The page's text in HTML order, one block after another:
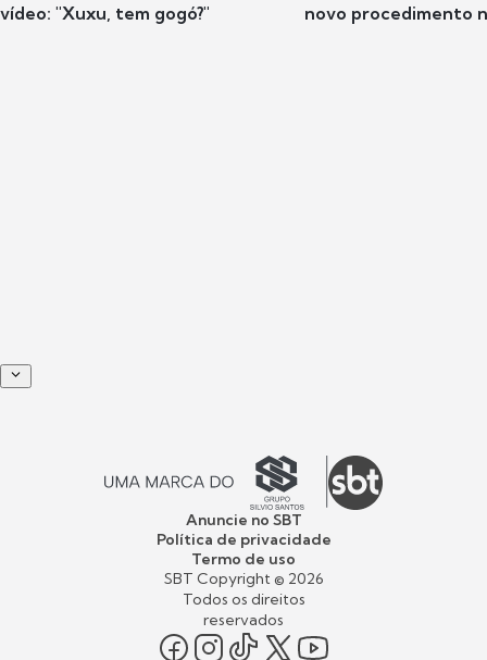
vídeo: "Xuxu, tem gogó?"
novo procedimento
Anuncie no SBT
Política de privacidade
Termo de uso
SBT Copyright © 2026
Todos os direitos
reservados